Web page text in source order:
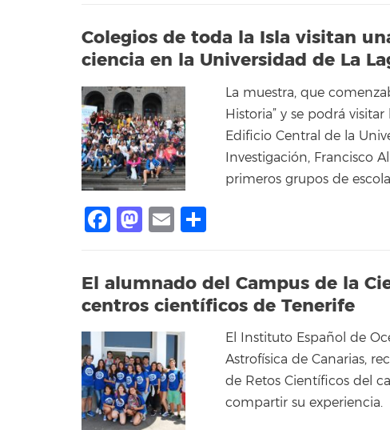
Colegios de toda la Isla visitan
ciencia en la Universidad de La
La muestra, que
Historia” y se podrá
Edificio Central de la
Investigación, Francisco
primeros grupos de
Facebook
Mastodon
Email
El alumnado del Campus de la
centros científicos de Tenerife
El Instituto Español de
Astrofísica de Canarias,
de Retos Científicos del
compartir su experiencia.